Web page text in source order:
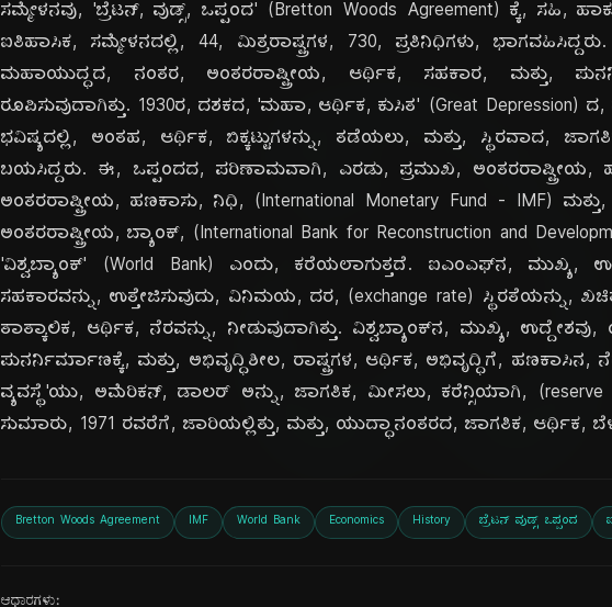
ಸಮ್ಮೇಳನವು, 'ಬ್ರೆಟನ್, ವುಡ್ಸ್, ಒಪ್ಪಂದ' (Bretton Woods Agreement) ಕ್ಕೆ,
ಐತಿಹಾಸಿಕ, ಸಮ್ಮೇಳನದಲ್ಲಿ, 44, ಮಿತ್ರರಾಷ್ಟ್ರಗಳ, 730, ಪ್ರತಿನಿಧಿಗಳು,
ಮಹಾಯುದ್ಧದ, ನಂತರ, ಅಂತರರಾಷ್ಟ್ರೀಯ, ಆರ್ಥಿಕ, ಸಹಕಾರ, ಮತ್ತು,
ರೂಪಿಸುವುದಾಗಿತ್ತು. 1930ರ, ದಶಕದ, 'ಮಹಾ, ಆರ್ಥಿಕ, ಕುಸಿತ' (Great Depression)
ಭವಿಷ್ಯದಲ್ಲಿ, ಅಂತಹ, ಆರ್ಥಿಕ, ಬಿಕ್ಕಟ್ಟುಗಳನ್ನು, ತಡೆಯಲು, ಮತ್ತು, ಸ್ಥಿರವಾದ,
ಬಯಸಿದ್ದರು. ಈ, ಒಪ್ಪಂದದ, ಪರಿಣಾಮವಾಗಿ, ಎರಡು, ಪ್ರಮುಖ, ಅಂತರರಾಷ್ಟ್ರೀಯ,
ಅಂತರರಾಷ್ಟ್ರೀಯ, ಹಣಕಾಸು, ನಿಧಿ, (International Monetary Fund - IMF)
ಅಂತರರಾಷ್ಟ್ರೀಯ, ಬ್ಯಾಂಕ್, (International Bank for Reconstruction and
'ವಿಶ್ವಬ್ಯಾಂಕ್' (World Bank) ಎಂದು, ಕರೆಯಲಾಗುತ್ತದೆ. ಐಎಂಎಫ್‌ನ, ಮುಖ್ಯ,
ಸಹಕಾರವನ್ನು, ಉತ್ತೇಜಿಸುವುದು, ವಿನಿಮಯ, ದರ, (exchange rate) ಸ್ಥಿರತೆಯನ್ನು,
ತಾತ್ಕಾಲಿಕ, ಆರ್ಥಿಕ, ನೆರವನ್ನು, ನೀಡುವುದಾಗಿತ್ತು. ವಿಶ್ವಬ್ಯಾಂಕ್‌ನ, ಮುಖ್ಯ,
ಪುನರ್ನಿರ್ಮಾಣಕ್ಕೆ, ಮತ್ತು, ಅಭಿವೃದ್ಧಿಶೀಲ, ರಾಷ್ಟ್ರಗಳ, ಆರ್ಥಿಕ, ಅಭಿವೃದ್ಧಿಗೆ, ಹಣಕಾಸಿನ,
ವ್ಯವಸ್ಥೆ'ಯು, ಅಮೆರಿಕನ್, ಡಾಲರ್ ಅನ್ನು, ಜಾಗತಿಕ, ಮೀಸಲು, ಕರೆನ್ಸಿಯಾಗಿ, (reserve
ಸುಮಾರು, 1971 ರವರೆಗೆ, ಜಾರಿಯಲ್ಲಿತ್ತು, ಮತ್ತು, ಯುದ್ಧಾನಂತರದ, ಜಾಗತಿಕ,
Bretton Woods Agreement IMF World Bank Economics History ಬ್ರೆಟನ್ ವುಡ್ಸ್ ಒಪ್ಪಂದ
ಆಧಾರಗಳು: